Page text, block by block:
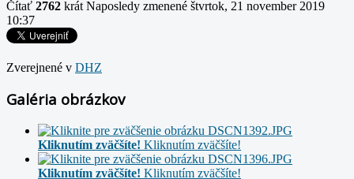
Čítať 2762 krát Naposledy zmenené štvrtok, 21 november 2019
10:37
Zverejnené v DHZ
Galéria obrázkov
Kliknutím zväčšíte! Kliknutím zväčšíte!
Kliknutím zväčšíte! Kliknutím zväčšíte!